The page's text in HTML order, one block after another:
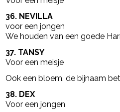
36. NEVILLA
voor een jongen
We houden van een goede
37. TANSY
Voor een meisje
Ook een bloem, de bijnaam
38. DEX
Voor een jongen